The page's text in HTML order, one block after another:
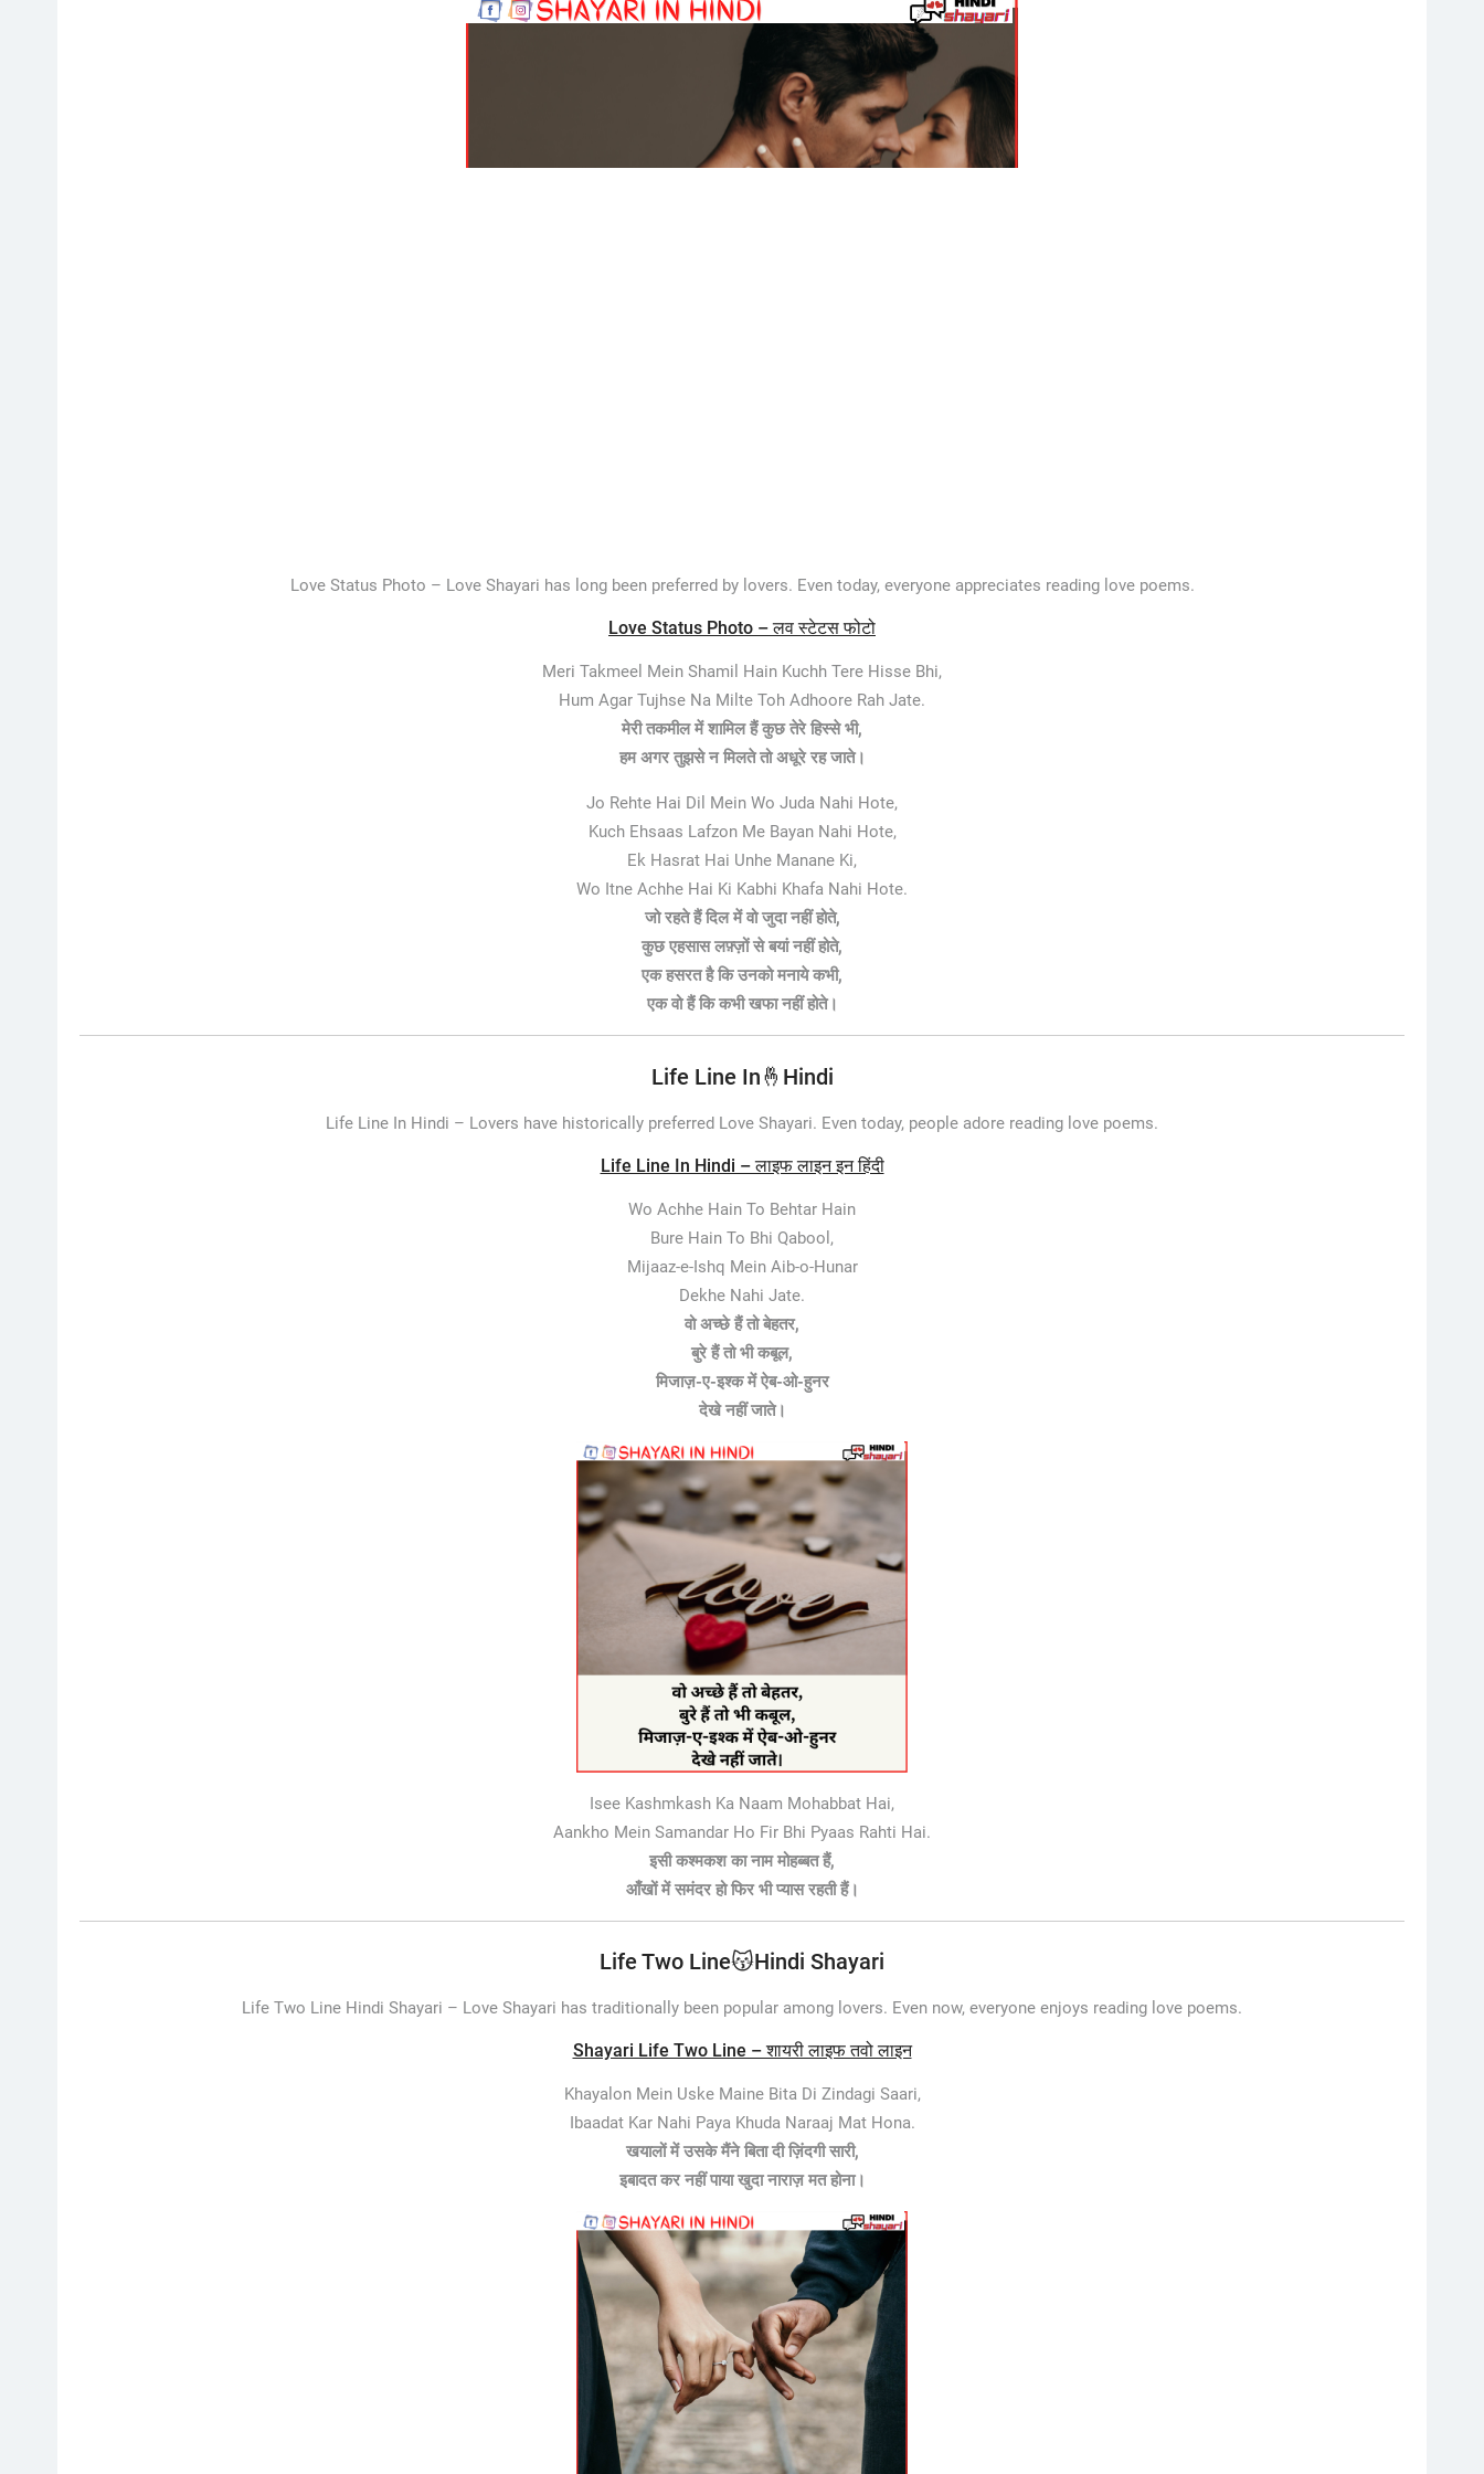
Love Status Photo – Love Shayari has long been preferred by lovers. Even today, everyone appreciates reading love poems.
Love Status Photo – लव स्टेटस फोटो
Meri Takmeel Mein Shamil Hain Kuchh Tere Hisse Bhi,
Hum Agar Tujhse Na Milte Toh Adhoore Rah Jate.
मेरी तकमील में शामिल हैं कुछ तेरे हिस्से भी,
हम अगर तुझसे न मिलते तो अधूरे रह जाते।
Jo Rehte Hai Dil Mein Wo Juda Nahi Hote,
Kuch Ehsaas Lafzon Me Bayan Nahi Hote,
Ek Hasrat Hai Unhe Manane Ki,
Wo Itne Achhe Hai Ki Kabhi Khafa Nahi Hote.
जो रहते हैं दिल में वो जुदा नहीं होते,
कुछ एहसास लफ़्ज़ों से बयां नहीं होते,
एक हसरत है कि उनको मनाये कभी,
एक वो हैं कि कभी खफा नहीं होते।
Life Line In🤞Hindi
Life Line In Hindi – Lovers have historically preferred Love Shayari. Even today, people adore reading love poems.
Life Line In Hindi – लाइफ लाइन इन हिंदी
Wo Achhe Hain To Behtar Hain
Bure Hain To Bhi Qabool,
Mijaaz-e-Ishq Mein Aib-o-Hunar
Dekhe Nahi Jate.
वो अच्छे हैं तो बेहतर,
बुरे हैं तो भी कबूल,
मिजाज़-ए-इश्क में ऐब-ओ-हुनर
देखे नहीं जाते।
Isee Kashmkash Ka Naam Mohabbat Hai,
Aankho Mein Samandar Ho Fir Bhi Pyaas Rahti Hai.
इसी कश्मकश का नाम मोहब्बत हैं,
आँखों में समंदर हो फिर भी प्यास रहती हैं।
Life Two Line😽Hindi Shayari
Life Two Line Hindi Shayari – Love Shayari has traditionally been popular among lovers. Even now, everyone enjoys reading love poems.
Shayari Life Two Line – शायरी लाइफ तवो लाइन
Khayalon Mein Uske Maine Bita Di Zindagi Saari,
Ibaadat Kar Nahi Paya Khuda Naraaj Mat Hona.
खयालों में ​उसके मैंने बिता दी ज़िंदगी सारी,
​​इबादत कर नहीं पाया खुदा नाराज़ मत होना​।